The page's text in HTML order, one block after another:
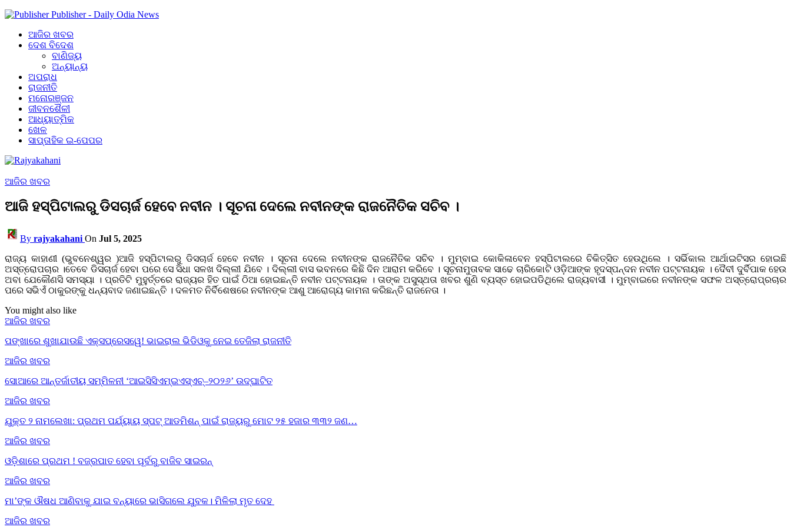
Publisher - Daily Odia News
ଆଜିର ଖବର
ଦେଶ ବିଦେଶ
ବାଣିଜ୍ୟ
ଅନ୍ୟାନ୍ୟ
ଅପରାଧ
ରାଜନୀତି
ମନୋରଞ୍ଜନ
ଜୀବନଶୈଳୀ
ଆଧ୍ୟାତ୍ମିକ
ଖେଳ
ସାପ୍ତାହିକ ଇ-ପେପର
ଆଜିର ଖବର
ଆଜି ହସ୍ପିଟାଲରୁ ଡିସଚାର୍ଜ ହେବେ ନବୀନ । ସୂଚନା ଦେଲେ ନବୀନଙ୍କ ରାଜନୈତିକ ସଚିବ ।
By rajyakahani On Jul 5, 2025
ରାଜ୍ୟ କାହାଣୀ (ଭୁବନେଶ୍ୱର )ଆଜି ହସ୍ପିଟାଲରୁ ଡିସଚାର୍ଜ ହେବେ ନବୀନ । ସୂଚନା ଦେଲେ ନବୀନଙ୍କ ରାଜନୈତିକ ସଚିବ । ମୁମ୍ବାଇ କୋକିଳାବେନ ହସ୍ପିଟାଲରେ ଚିକିତ୍ସିତ ହେଉଥିଲେ । ସର୍ଭିକାଲ ଆର୍ଥାଇଟିସର ହୋଇଛି
ଅସ୍ତ୍ରୋପଚାର ।ତେବେ ଡିସଚାର୍ଜ ହେବା ପରେ ସେ ସିଧା ସଳଖ ଦିଲ୍ଲୀ ଯିବେ । ଦିଲ୍ଲୀ ବାସ ଭବନରେ କିଛି ଦିନ ଆରାମ କରିବେ । ସୂଚନାମୁତାବକ ସାଢେ ଚାରିକୋଟି ଓଡ଼ିଆଙ୍କ ହୃଦସ୍ପନ୍ଦନ ନବୀନ ପଟ୍ଟନାୟକ । ଦୈବୀ ଦୁର୍ବିପାକ ହେଉ
ଅବା ଯେକୌଣସି ସମସ୍ୟା । ପ୍ରତିଟି ମୁହୁର୍ତ୍ତରେ ରାଜ୍ୟର ହିତ ପାଇଁ ଠିଆ ହୋଇଛନ୍ତି ନବୀନ ପଟ୍ଟନାୟକ । ତାଙ୍କ ଅସୁସ୍ଥତା ଖବର ଶୁଣି ବ୍ୟସ୍ତ ହୋଇପଡିଥିଲେ ରାଜ୍ୟବାସୀ । ମୁମ୍ବାଇରେ ନବୀନଙ୍କ ସଫଳ ଅସ୍ତ୍ରୋପ୍ରଚାର
ପରେ ସଭିଏଁ ଠାକୁରଙ୍କୁ ଧନ୍ୟବାଦ ଜଣାଇଛନ୍ତି । ଦଳମତ ନିର୍ବିଶେଷରେ ନବୀନଙ୍କ ଆଶୁ ଆରୋଗ୍ୟ କାମନା କରିଛନ୍ତି ରାଜନେତା ।
You might also like
ଆଜିର ଖବର
ପଙ୍ଖାରେ ଶୁଖାଯାଉଛି ଏକ୍ସପ୍ରେସୱେ! ଭାଇରାଲ ଭିଡିଓକୁ ନେଇ ତେଜିଲା ରାଜନୀତି
ଆଜିର ଖବର
ସୋଆରେ ଆନ୍ତର୍ଜାତୀୟ ସମ୍ମିଳନୀ ‘ଆଇସିସିଏମ୍‌ଇଏସ୍‌ଏଚ୍‌–୨୦୨୬’ ଉଦ୍‌ଘାଟିତ
ଆଜିର ଖବର
ଯୁକ୍ତ ୨ ନାମଲେଖା: ପ୍ରଥମ ପର୍ଯ୍ୟାୟ ସ୍ପଟ୍ ଆଡମିଶନ୍ ପାଇଁ ରାଜ୍ୟରୁ ମୋଟ ୨୫ ହଜାର ୩୩୨ ଜଣ…
ଆଜିର ଖବର
ଓଡ଼ିଶାରେ ପ୍ରଥମ ! ବଜ୍ରପାତ ହେବା ପୂର୍ବରୁ ବାଜିବ ସାଇରନ୍
ଆଜିର ଖବର
ମା’ଙ୍କ ଔଷଧ ଆଣିବାକୁ ଯାଇ ବନ୍ୟାରେ ଭାସିଗଲେ ଯୁବକ। ମିଳିଲା ମୃତ ଦେହ
ଆଜିର ଖବର